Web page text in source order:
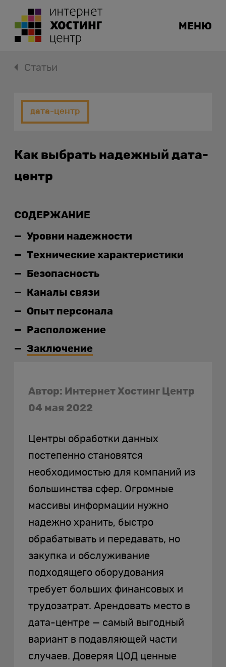
МЕНЮ
Статьи
дата-центр
Как выбрать надежный дата-
центр
Автор: Интернет Хостинг Центр
04 мая 2022
Центры обработки данных
постепенно становятся
необходимостью для компаний из
большинства сфер. Огромные
массивы информации нужно
надежно хранить, быстро
обрабатывать и передавать, но
закупка и обслуживание
подходящего оборудования
требует больших финансовых и
трудозатрат. Арендовать место в
дата-центре — самый выгодный
вариант в подавляющей части
случаев. Доверяя ЦОД ценные
СОДЕРЖАНИЕ
Уровни надежности
Технические характеристики
Безопасность
Каналы связи
Опыт персонала
Расположение
Заключение